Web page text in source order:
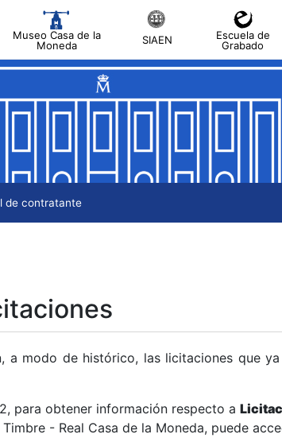
Museo Casa de la
Moneda
SIAEN
Escuela de
Grabado
de contratante
a modo de histórico, las licitaciones que
para obtener información respecto a
- Real Casa de la Moneda, puede